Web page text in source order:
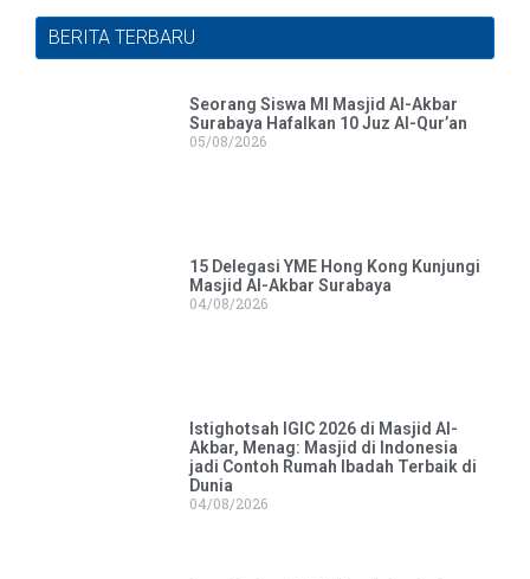
BERITA TERBARU
Seorang Siswa MI Masjid Al-Akbar
Surabaya Hafalkan 10 Juz Al-Qur’an
05/08/2026
15 Delegasi YME Hong Kong Kunjungi
Masjid Al-Akbar Surabaya
04/08/2026
Istighotsah IGIC 2026 di Masjid Al-
Akbar, Menag: Masjid di Indonesia
jadi Contoh Rumah Ibadah Terbaik di
Dunia
04/08/2026